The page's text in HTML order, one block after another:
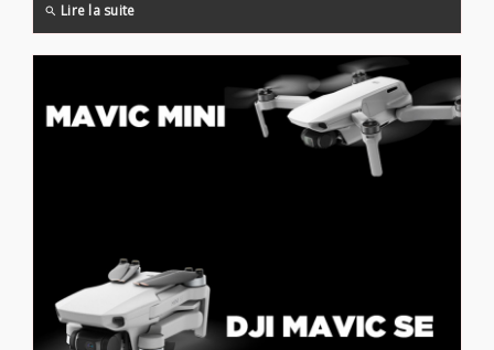
search Lire la suite